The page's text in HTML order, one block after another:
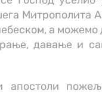
Митрополита
а можемо
давање и
апостоли